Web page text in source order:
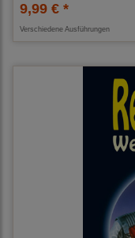
9,99 € *
Verschiedene Ausführungen